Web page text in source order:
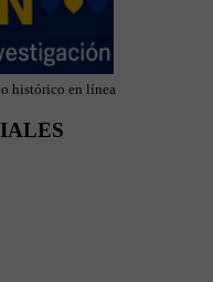
histórico en línea